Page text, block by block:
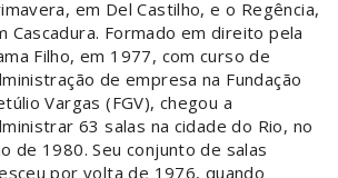
em Del Castilho, e o Regência,
Cascadura. Formado em direito pela
Filho, em 1977, com curso de
de empresa na Fundação
Vargas (FGV), chegou a
63 salas na cidade do Rio, no
de 1980. Seu conjunto de salas
por volta de 1976, quando